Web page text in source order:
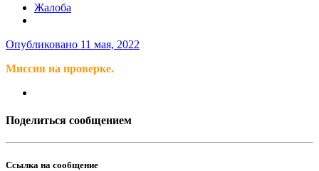
Жалоба
Опубликовано 11 мая, 2022
Миссия на проверке.
Поделиться сообщением
Ссылка на сообщение